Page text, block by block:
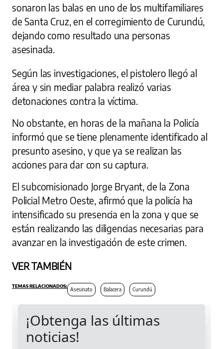
sonaron las balas en uno de los multifamiliares
de Santa Cruz, en el corregimiento de Curundú,
dejando como resultado una personas
asesinada.
Según las investigaciones, el pistolero llegó al
área y sin mediar palabra realizó varias
detonaciones contra la víctima.
No obstante, en horas de la mañana la Policía
informó que se tiene plenamente identificado al
presunto asesino, y que ya se realizan las
acciones para dar con su captura.
El subcomisionado Jorge Bryant, de la Zona
Policial Metro Oeste, afirmó que la policía ha
intensificado su presencia en la zona y que se
están realizando las diligencias necesarias para
avanzar en la investigación de este crimen.
VER TAMBIÉN
Asesinato Balacera Curundú